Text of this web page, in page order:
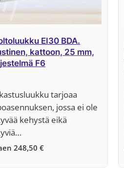
EI30 BDA.
kattoon, 25 mm,
F6
tarjoaa
jossa ei ole
kehystä eikä
248,50 €